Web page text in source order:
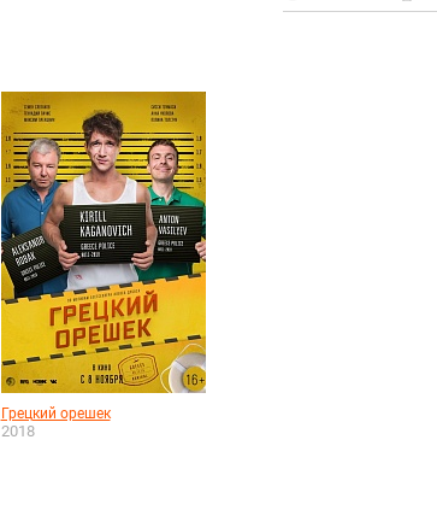
Грецкий орешек
2018